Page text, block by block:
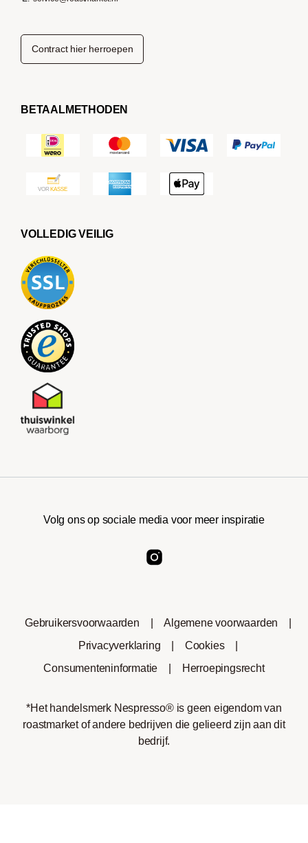
Contract hier herroepen
BETAALMETHODEN
VOLLEDIG VEILIG
Volg ons op sociale media voor meer inspiratie
Gebruikersvoorwaarden Algemene voorwaarden
Privacyverklaring
Cookies
Consumenteninformatie
Herroepingsrecht
*Het handelsmerk Nespresso® is geen eigendom van
roastmarket of andere bedrijven die gelieerd zijn aan dit
bedrijf.